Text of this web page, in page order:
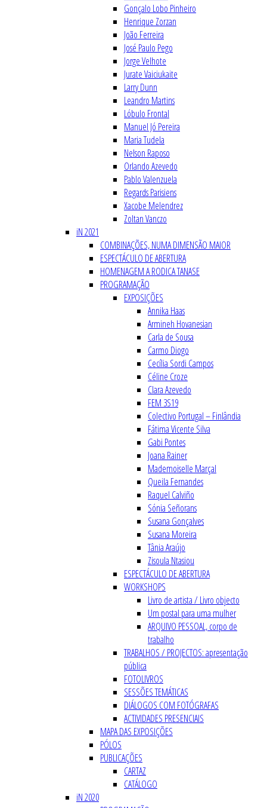
Gonçalo Lobo Pinheiro
Henrique Zorzan
João Ferreira
José Paulo Pego
Jorge Velhote
Jurate Vaiciukaite
Larry Dunn
Leandro Martins
Lóbulo Frontal
Manuel Jó Pereira
Maria Tudela
Nelson Raposo
Orlando Azevedo
Pablo Valenzuela
Regards Parisiens
Xacobe Melendrez
Zoltan Vanczo
iN 2021
COMBINAÇÕES, NUMA DIMENSÃO MAIOR
ESPECTÁCULO DE ABERTURA
HOMENAGEM A RODICA TANASE
PROGRAMAÇÃO
EXPOSIÇÕES
Annika Haas
Armineh Hovanesian
Carla de Sousa
Carmo Diogo
Cecília Sordi Campos
Céline Croze
Clara Azevedo
FEM 3S19
Colectivo Portugal – Finlândia
Fátima Vicente Silva
Gabi Pontes
Joana Rainer
Mademoiselle Marçal
Queila Fernandes
Raquel Calviño
Sónia Señorans
Susana Gonçalves
Susana Moreira
Tânia Araújo
Zisoula Ntasiou
ESPECTÁCULO DE ABERTURA
WORKSHOPS
Livro de artista / Livro objecto
Um postal para uma mulher
ARQUIVO PESSOAL, corpo de
trabalho
TRABALHOS / PROJECTOS: apresentação
pública
FOTOLIVROS
SESSÕES TEMÁTICAS
DIÁLOGOS COM FOTÓGRAFAS
ACTIVIDADES PRESENCIAIS
MAPA DAS EXPOSIÇÕES
PÓLOS
PUBLICAÇÕES
CARTAZ
CATÁLOGO
iN 2020